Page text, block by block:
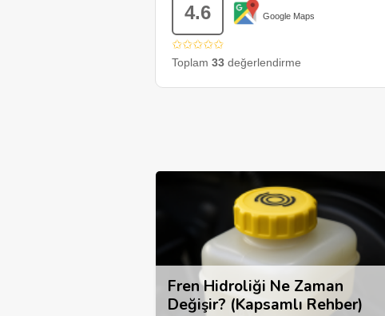
4.6 Google Maps
✩✩✩✩✩
Toplam 33değerlendirme
Fren Hidroliği Ne Zaman
Değişir? (Kapsamlı Rehber)